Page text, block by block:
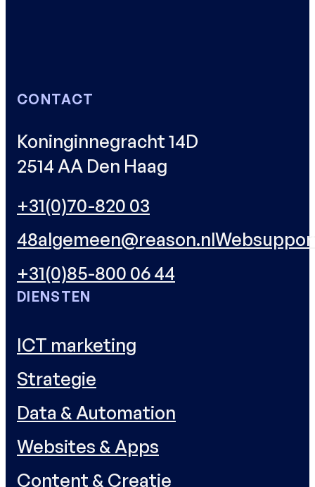
CONTACT
Koninginnegracht 14D
2514 AA Den Haag
+31(0)70-820 03
48algemeen@reason.nl
+31(0)85-800 06 44
DIENSTEN
ICT marketing
Strategie
Data & Automation
Websites & Apps
Content & Creatie